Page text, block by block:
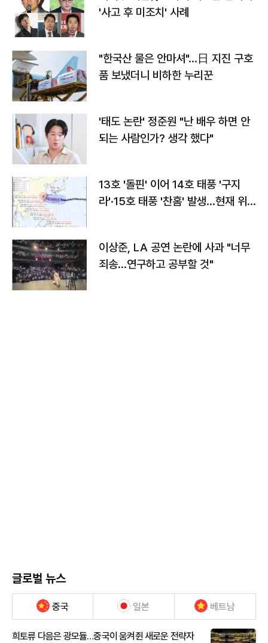
'사고 후 미조치' 사례
"한국산 물은 안마셔"…日 지진 구호
품 보냈더니 비하한 누리꾼
'태도 논란' 정준원 "난 배우 하면 안
되는 사람인가? 생각 했다"
13호 '돌핀' 이어 14호 태풍 '구지
라'·15호 태풍 '찬홈' 발생…현재 위
이상준, LA 공연 논란에 사과 "너무
죄송…연구하고 공부할 것"
글로벌 뉴스
중국 일본 베트남
희토류 다음은 광모듈…중국이 움켜쥔 새로운 전략자